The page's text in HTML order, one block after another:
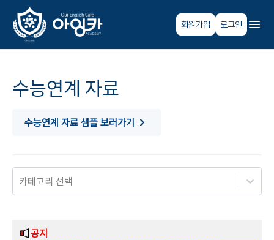
회원가입 로그인
수능연계 자료
수능연계 자료 샘플 보러가기
카테고리 선택
공지